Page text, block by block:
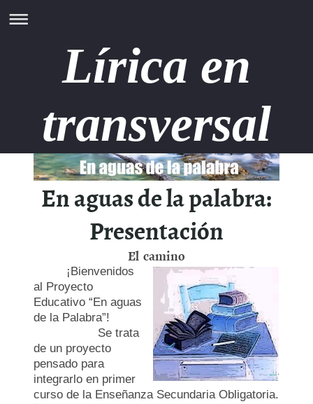
Lírica en
transversal
En aguas de la palabra:
Presentación
El camino
¡Bienvenidos
al Proyecto
Educativo “En aguas
de la Palabra”!
Se trata
de un proyecto
pensado para
integrarlo en primer
curso de la Enseñanza Secundaria Obligatoria.